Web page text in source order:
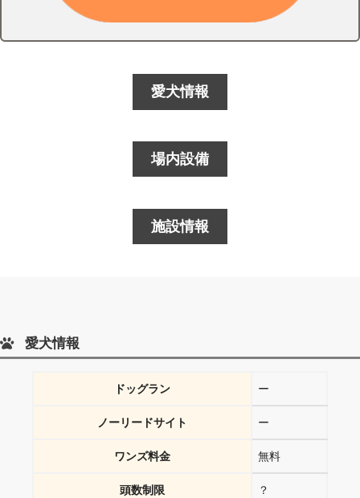
愛犬情報
場内設備
施設情報
愛犬情報
ドッグラン ー
ノーリードサイト ー
ワンズ料金 無料
頭数制限 ？